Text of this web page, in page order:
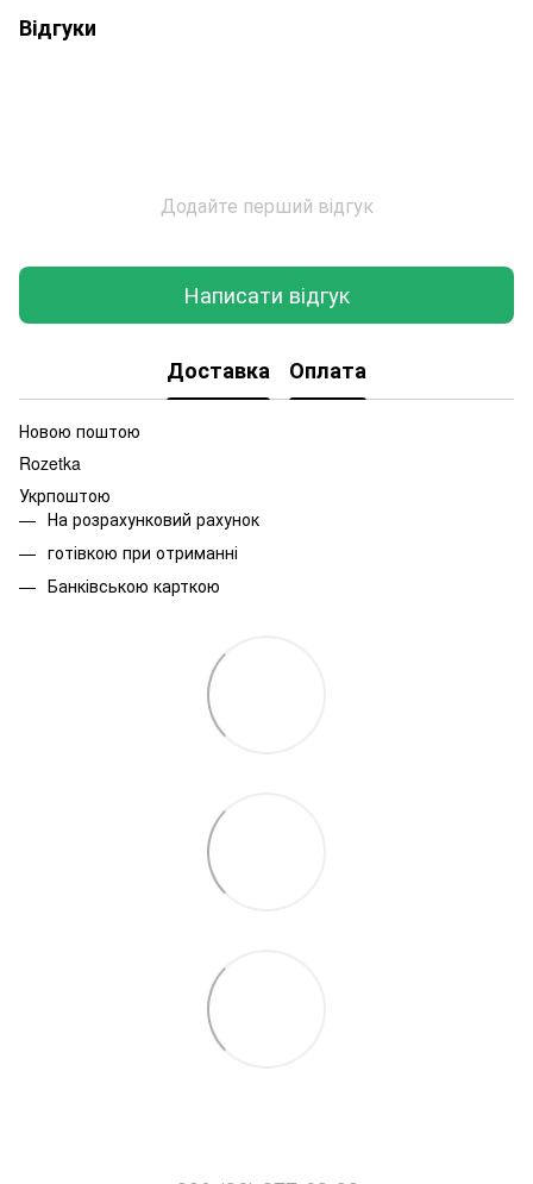
Відгуки
Додайте перший відгук
Написати відгук
Доставка Оплата
Новою поштою
Rozetka
Укрпоштою
На розрахунковий рахунок
готівкою при отриманні
Банківською карткою